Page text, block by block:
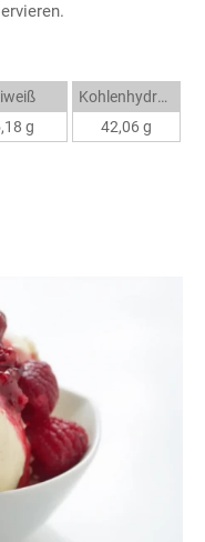
g
Kohlenhydrate
42,06 g